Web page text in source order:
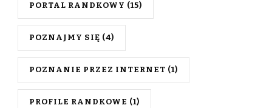
PORTAL RANDKOWY (15)
POZNAJMY SIĘ (4)
POZNANIE PRZEZ INTERNET (1)
PROFILE RANDKOWE (1)